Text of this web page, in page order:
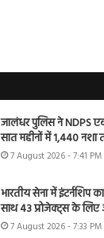
जालंधर पुलिस ने NDPS
सात महीनों में 1,440 नशा
7 August 2026 - 7:41 PM
भारतीय सेना में इंटर्नशिप
साथ 43 प्रोजेक्ट्स के
7 August 2026 - 7:33 PM